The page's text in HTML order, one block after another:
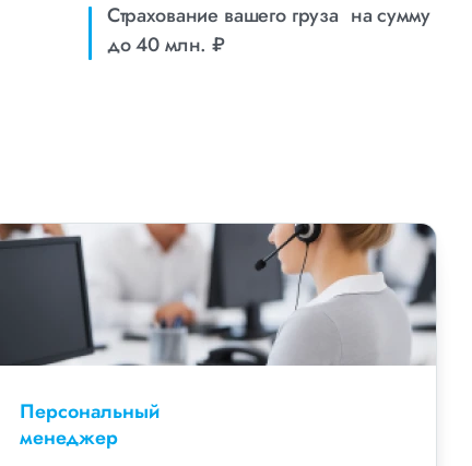
Страхование вашего груза на сумму
до 40 млн. ₽
Персональный
менеджер